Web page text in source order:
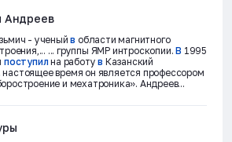
Андреев
- ученыйв области магнитного
... группы ЯМР интроскопии.В 1995
поступил на работув Казанский
настоящее время он является профессором
и мехатроника». Андреев...